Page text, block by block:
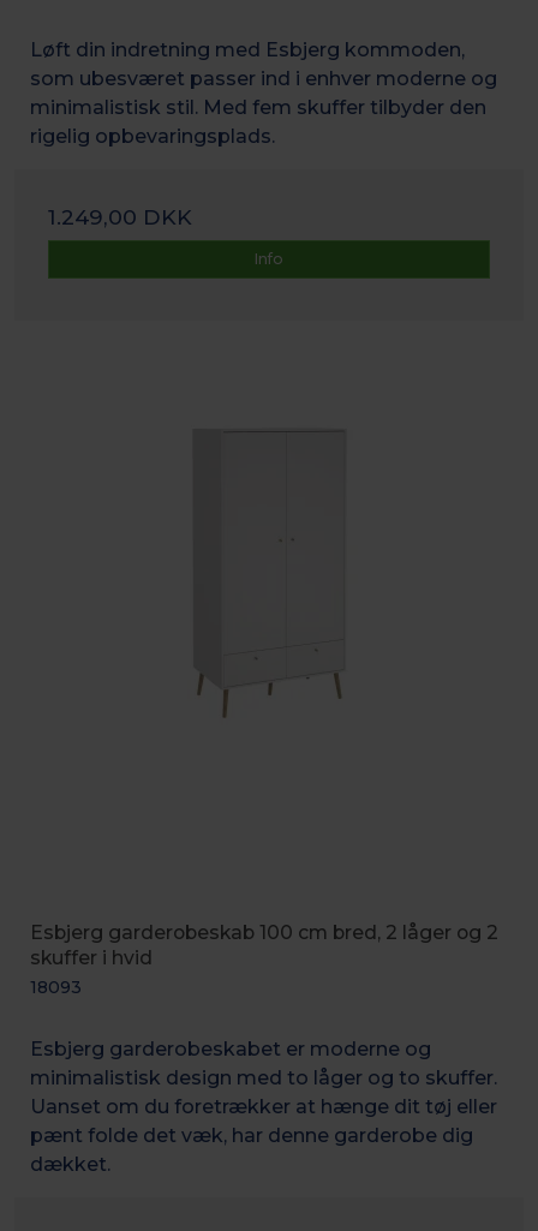
Løft din indretning med Esbjerg kommoden,
som ubesværet passer ind i enhver moderne og
minimalistisk stil. Med fem skuffer tilbyder den
rigelig opbevaringsplads.
1.249,00 DKK
Info
Esbjerg garderobeskab 100 cm bred, 2 låger og 2
skuffer i hvid
18093
Esbjerg garderobeskabet er moderne og
minimalistisk design med to låger og to skuffer.
Uanset om du foretrækker at hænge dit tøj eller
pænt folde det væk, har denne garderobe dig
dækket.